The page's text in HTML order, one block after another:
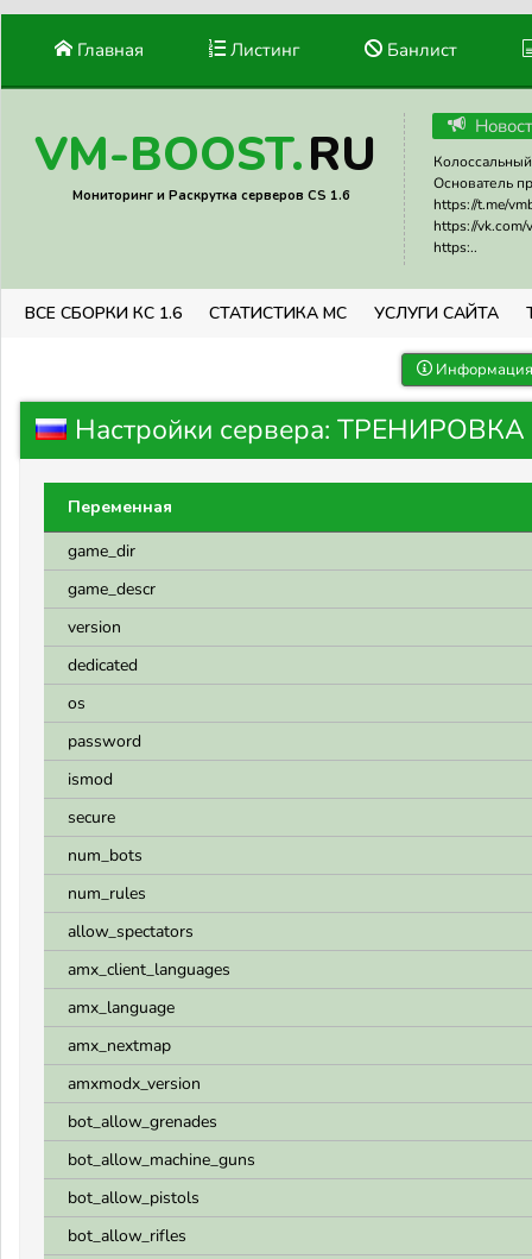
Главная Листинг Банлист
VM-BOOST.RU
Мониторинг и Раскрутка серверов CS 1.6
Основатель
https://t.me/
https://vk.com/
https:..
ВСЕ СБОРКИ КС 1.6 СТАТИСТИКА МС УСЛУГИ САЙТА
Настройки сервера:
Переменная
game_dir
game_descr
version
dedicated
os
password
ismod
secure
num_bots
num_rules
allow_spectators
amx_client_languages
amx_language
amx_nextmap
amxmodx_version
bot_allow_grenades
bot_allow_machine_guns
bot_allow_pistols
bot_allow_rifles